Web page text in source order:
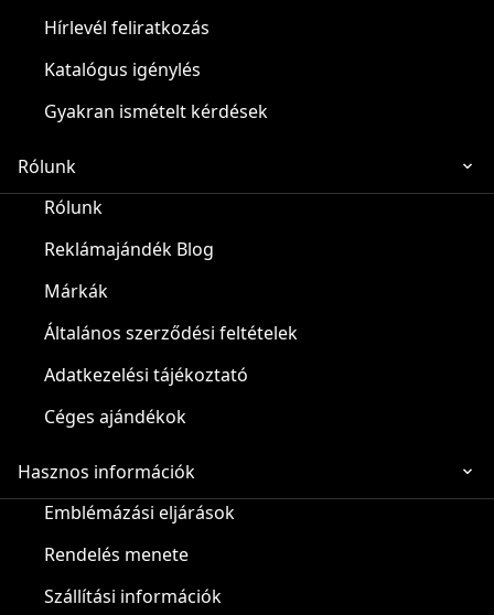
Hírlevél feliratkozás
Katalógus igénylés
Gyakran ismételt kérdések
Rólunk
Rólunk
Reklámajándék Blog
Márkák
Általános szerződési feltételek
Adatkezelési tájékoztató
Céges ajándékok
Hasznos információk
Emblémázási eljárások
Rendelés menete
Szállítási információk